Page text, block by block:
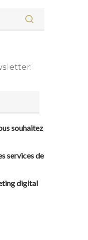
souhaitez
services de
digital